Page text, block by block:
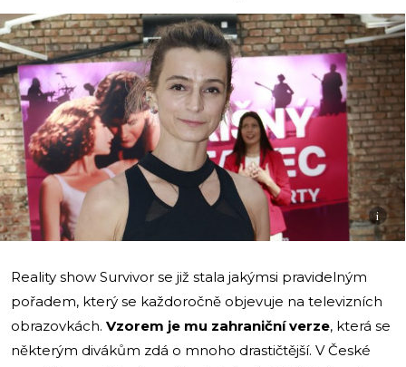
i
Reality show Survivor se již stala jakýmsi pravidelným
pořadem, který se každoročně objevuje na televizních
obrazovkách. Vzorem je mu zahraniční verze, která se
některým divákům zdá o mnoho drastičtější. V České